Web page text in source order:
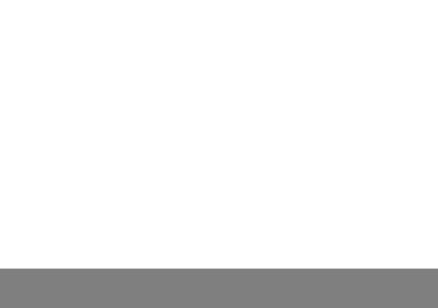
Grafenau iniciativu „Dobré
úrovni evropského regionu Dunaj-Vltava.
jiné propojeny i jazykové kurzy, aby
nabízejí vzdělávací výlety do České
Bavorskem a Čechami.
v Rakousku a České republice
zejména v oblasti kultury, sportu a
v evropském regionu Dunaj - Vltava.